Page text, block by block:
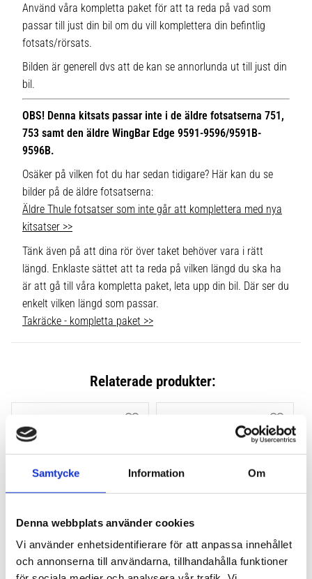
Samtycke Information Om
Denna webbplats använder cookies
Vi använder enhetsidentifierare för att anpassa innehållet
och annonserna till användarna, tillhandahålla funktioner
Använd våra kompletta paket för att ta reda på vad som
passar till just din bil om du vill komplettera din befintlig
fotsats/rörsats.
Bilden är generell dvs att de kan se annorlunda ut till just din
bil.
OBS! Denna kitsats passar inte i de äldre fotsatserna 751,
753 samt den äldre WingBar Edge 9591-9596/9591B-
9596B.
Osäker på vilken fot du har sedan tidigare? Här kan du se
bilder på de äldre fotsatserna:
Äldre Thule fotsatser som inte går att komplettera med nya
kitsatser >>
Tänk även på att dina rör över taket behöver vara i rätt
längd. Enklaste sättet att ta reda på vilken längd du ska ha
är att gå till våra kompletta paket, leta upp din bil. Där ser du
enkelt vilken längd som passar.
Takräcke - kompletta paket >>
Relaterade produkter:
THULE FLUSH RAIL EVO
4-PACK 710600
THULE FLUSH RAIL
EDGE FOTSATS 4-PACK
Lägg